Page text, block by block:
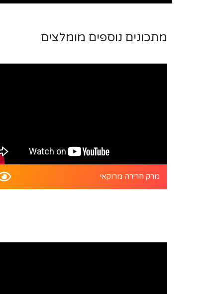
מתכונים נוספים מומלצים
מרק חרירה מרוקאי